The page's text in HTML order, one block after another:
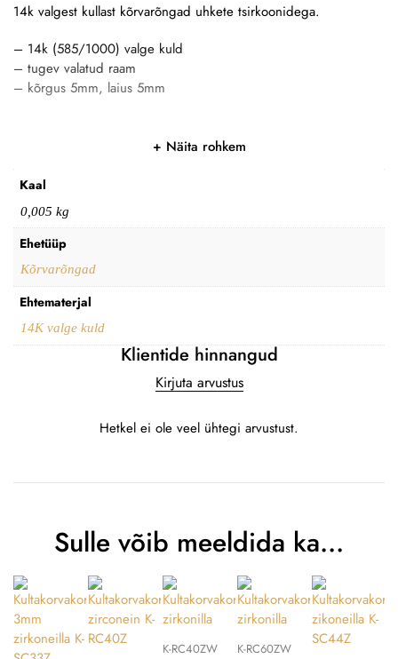
14k valgest kullast kõrvarõngad uhkete tsirkoonidega.
– 14k (585/1000) valge kuld
– tugev valatud raam
– kõrgus 5mm, laius 5mm
Näita rohkem
Kaal
0,005 kg
Ehetüüp
Kõrvarõngad
Ehtematerjal
14K valge kuld
Klientide hinnangud
Kirjuta arvustus
Hetkel ei ole veel ühtegi arvustust.
Sulle võib meeldida ka…
K-RC40ZW K-RC60ZW